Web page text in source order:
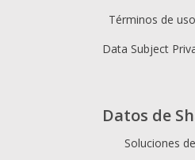
Datos de
Soluciones
Términos de
Data Subject